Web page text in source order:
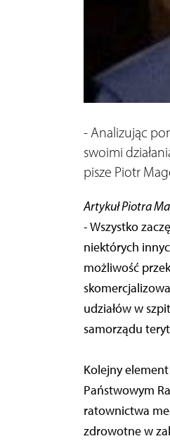
- Analizując
swoimi
pisze Piotr
Artykuł Piotra
- Wszystko
niektórych
możliwość
udziałów w
samorządu
Kolejny
Państwowym
ratownictwa
zdrowotne w